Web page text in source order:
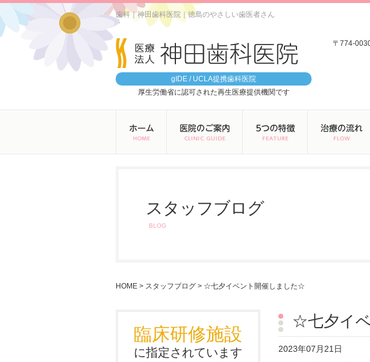
歯科｜神田歯科医院｜徳島のやさしい歯医者さん
gIDE / UCLA提携歯科医院
厚生労働省に認可された再生医療提供機関です
〒774-
スタッフブログ
BLOG
HOME > スタッフブログ > ☆七夕イベント開催しました☆
☆七夕イ
2023年07月21日
臨床研修施設
に指定されています